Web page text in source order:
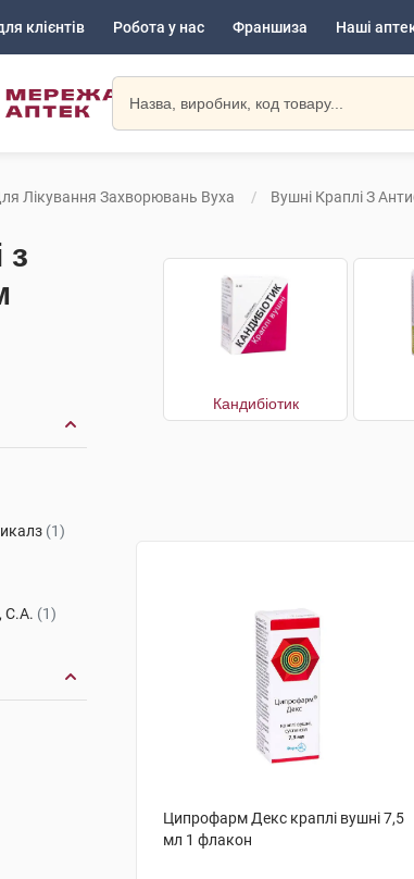
клієнтів Робота у нас Франшиза Наші
Лікування Захворювань Вуха Вушні Краплі З
з
(1)
С.А. (1)
Кандибіотик
Ципрофарм Декс краплі вушні 7,5
мл 1 флакон